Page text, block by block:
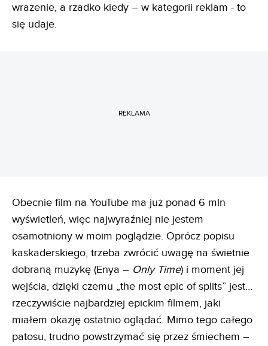
wrażenie, a rzadko kiedy – w kategorii reklam - to
się udaje.
REKLAMA
Obecnie film na YouTube ma już ponad 6 mln
wyświetleń, więc najwyraźniej nie jestem
osamotniony w moim poglądzie. Oprócz popisu
kaskaderskiego, trzeba zwrócić uwagę na świetnie
dobraną muzykę (Enya – Only Time) i moment jej
wejścia, dzięki czemu „the most epic of splits” jest…
rzeczywiście najbardziej epickim filmem, jaki
miałem okazję ostatnio oglądać. Mimo tego całego
patosu, trudno powstrzymać się przez śmiechem –